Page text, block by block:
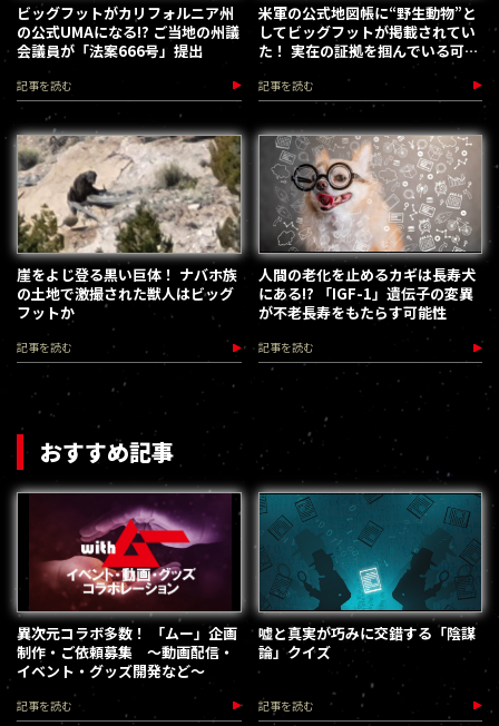
ビッグフットがカリフォルニア州
の公式UMAになる!? ご当地の州議
会議員が「法案666号」提出
記事を読む
米軍の公式地図帳に“野生動物”と
してビッグフットが掲載されてい
た！ 実在の証拠を掴んでいる可能
性
記事を読む
崖をよじ登る黒い巨体！ ナバホ族
の土地で激撮された獣人はビッグ
フットか
記事を読む
人間の老化を止めるカギは長寿犬
にある!? 「IGF-1」遺伝子の変異
が不老長寿をもたらす可能性
記事を読む
おすすめ記事
異次元コラボ多数！ 「ムー」企画
制作・ご依頼募集 ～動画配信・
イベント・グッズ開発など～
記事を読む
嘘と真実が巧みに交錯する「陰謀
論」クイズ
記事を読む